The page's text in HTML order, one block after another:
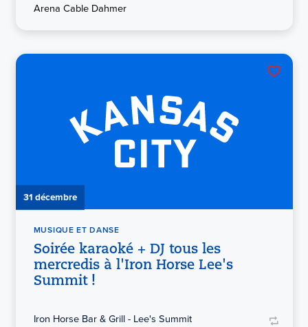
Arena Cable Dahmer
31 décembre
MUSIQUE ET DANSE
Soirée karaoké + DJ tous les
mercredis à l'Iron Horse Lee's
Summit !
Iron Horse Bar & Grill - Lee's Summit